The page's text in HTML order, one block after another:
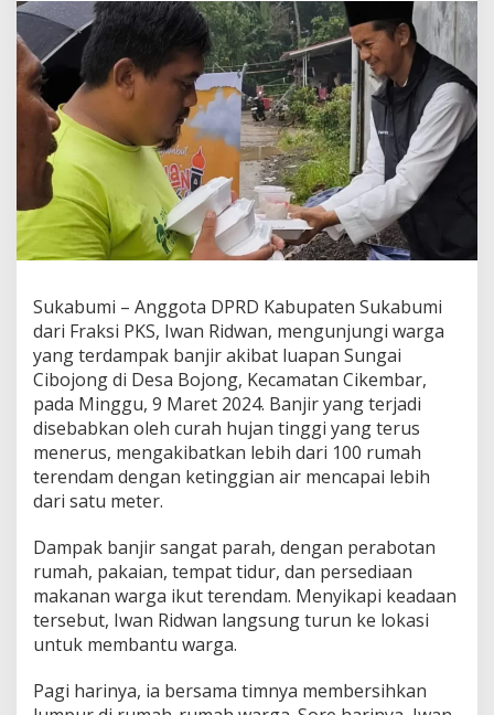
j
u
g
W
r
g
a
T
e
r
m
p
a
k
B
a
n
j
r
C
k
e
m
b
r
Sukabumi – Anggota DPRD Kabupaten Sukabumi
dari Fraksi PKS, Iwan Ridwan, mengunjungi warga
yang terdampak banjir akibat luapan Sungai
Cibojong di Desa Bojong, Kecamatan Cikembar,
pada Minggu, 9 Maret 2024. Banjir yang terjadi
disebabkan oleh curah hujan tinggi yang terus
menerus, mengakibatkan lebih dari 100 rumah
terendam dengan ketinggian air mencapai lebih
dari satu meter.
Dampak banjir sangat parah, dengan perabotan
rumah, pakaian, tempat tidur, dan persediaan
makanan warga ikut terendam. Menyikapi keadaan
tersebut, Iwan Ridwan langsung turun ke lokasi
untuk membantu warga.
Pagi harinya, ia bersama timnya membersihkan